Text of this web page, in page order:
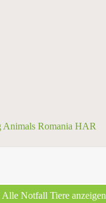
Animals Romania HAR
Alle Notfall Tiere anzeigen